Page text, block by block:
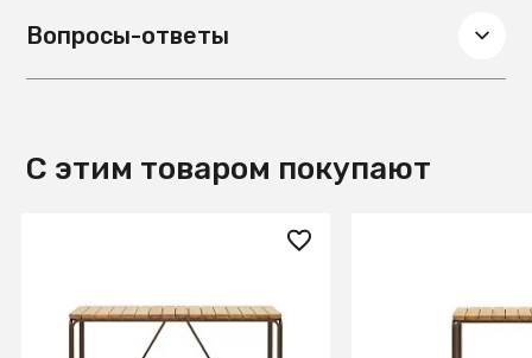
Вопросы-ответы
С этим товаром покупают
Salguer Барный стол из
массива акации и
Salguer Барный